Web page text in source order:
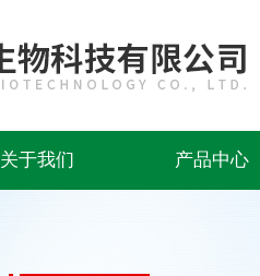
关于我们 产品中心